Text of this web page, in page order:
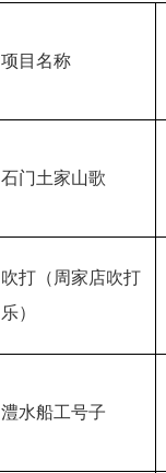
项目名称
石门土家山歌
吹打（周家店吹打
乐）
澧水船工号子